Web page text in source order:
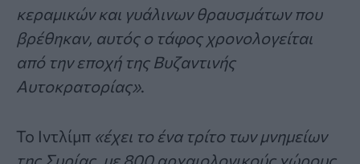
κεραμικών και γυάλινων θραυσμάτων που
βρέθηκαν, αυτός ο τάφος χρονολογείται
από την εποχή της Βυζαντινής
Αυτοκρατορίας».
Το Ιντλίμπ «έχει το ένα τρίτο των μνημείων
της Συρίας, με 800 αρχαιολογικούς χώρους